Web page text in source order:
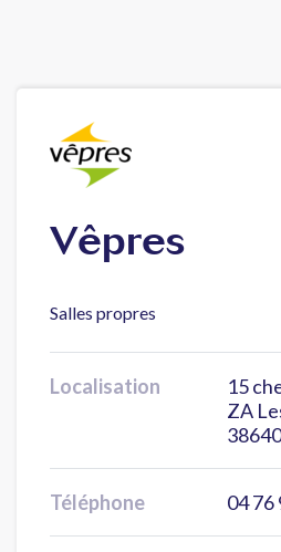
Vêpres
Salles propres
Localisation
15
ZA
Téléphone 04 76